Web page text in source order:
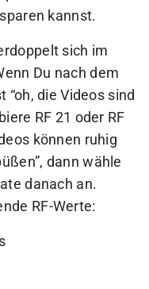
kannst.
sich im
Du nach dem
“oh, die Videos sind
RF 21 oder RF
können ruhig
dann wähle
danach an.
RF-Werte: